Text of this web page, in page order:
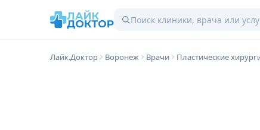
Лайк.Доктор Воронеж Врачи Пластические